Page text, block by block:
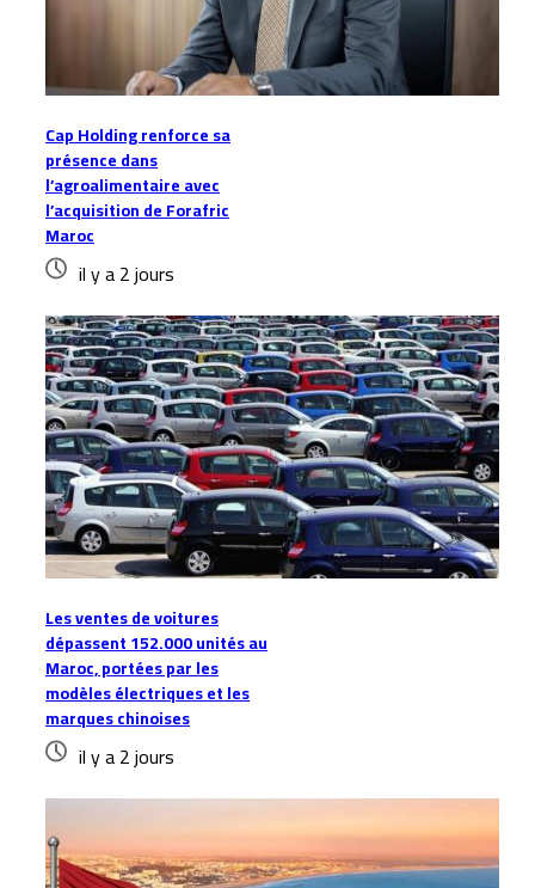
Cap Holding renforce sa
présence dans
l’agroalimentaire avec
l’acquisition de Forafric
Maroc
il y a 2 jours
Les ventes de voitures
dépassent 152.000 unités au
Maroc, portées par les
modèles électriques et les
marques chinoises
il y a 2 jours